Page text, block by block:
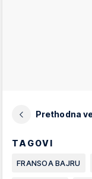
Prethodna
TAGOVI
FRANSOA BAJRU